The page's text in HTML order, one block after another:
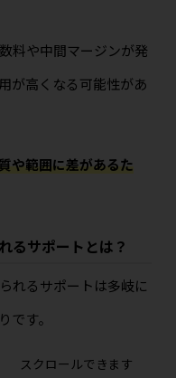
料や中間マージンが発
が高くなる可能性があ
や範囲に差があるた
るサポートとは？
れるサポートは多岐に
です。
スクロールできます